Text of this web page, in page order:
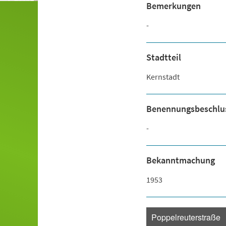
Bemerkungen
-
Stadtteil
Kernstadt
-
Bekanntmachung
1953
Poppelreuterstraße